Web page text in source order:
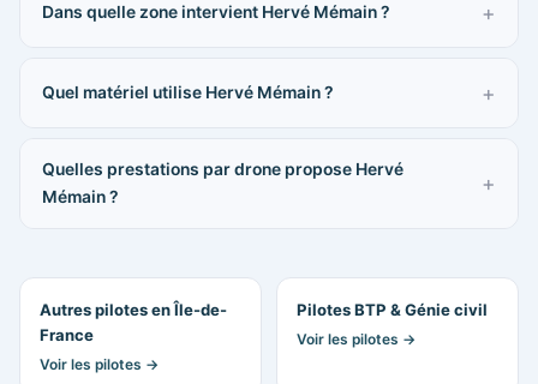
Dans quelle zone intervient Hervé Mémain ?
Quel matériel utilise Hervé Mémain ?
Quelles prestations par drone propose Hervé
Mémain ?
Autres pilotes en Île-de-
France
Voir les pilotes →
Pilotes BTP & Génie civil
Voir les pilotes →